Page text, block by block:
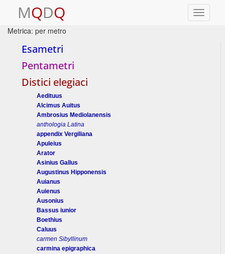
MQDQ
Toggle
Metrica: per metro
Esametri
Pentametri
Distici elegiaci
Aedituus
Alcimus Auitus
Ambrosius Mediolanensis
anthologia Latina
appendix Vergiliana
Apuleius
Arator
Asinius Gallus
Augustinus Hipponensis
Auianus
Auienus
Ausonius
Bassus iunior
Boethius
Caluus
carmen Sibyllinum
carmina epigraphica